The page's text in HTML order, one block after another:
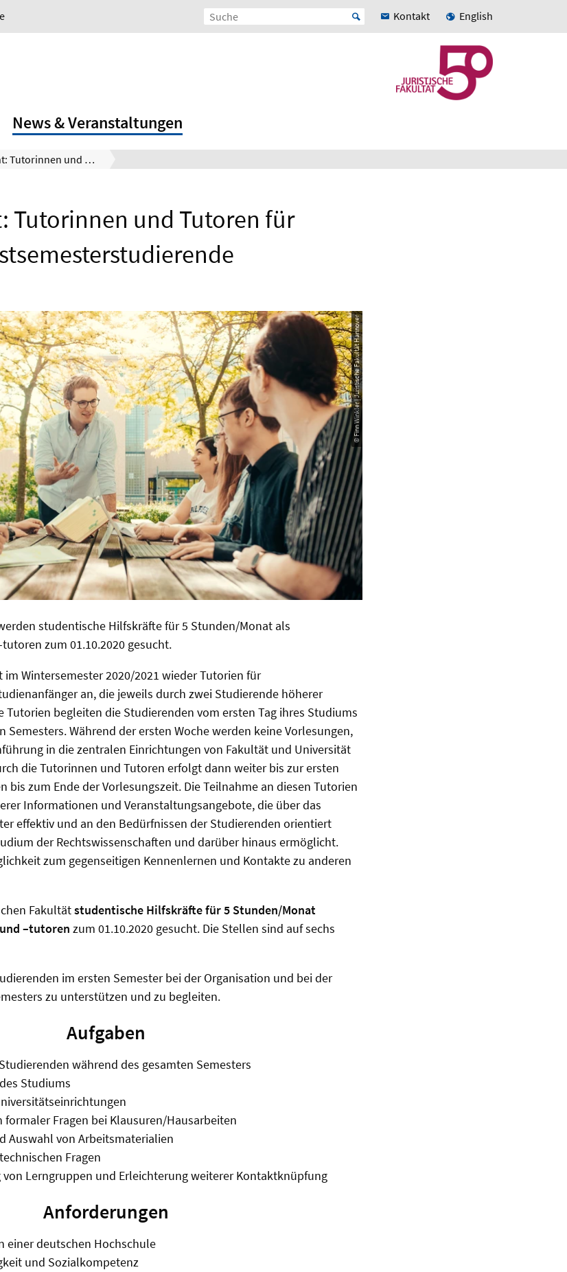
Kontakt English
News & Veranstaltungen
Gesucht: Tutorinnen und Tutoren für Erstsemesterstudierende
Tutorinnen und Tutoren für
© Finn Winkler | Juristische Fakultät Hannover
studentische Hilfskräfte für 5 Stunden/Monat als
zum 01.10.2020 gesucht.
Wintersemester 2020/2021 wieder Tutorien für
an, die jeweils durch zwei Studierende höherer
Tutorien begleiten die Studierenden vom ersten Tag ihres Studiums
Semesters. Während der ersten Woche werden keine Vorlesungen,
in die zentralen Einrichtungen von Fakultät und Universität
die Tutorinnen und Tutoren erfolgt dann weiter bis zur ersten
bis zum Ende der Vorlesungszeit. Die Teilnahme an diesen Tutorien
Informationen und Veranstaltungsangebote, die über das
effektiv und an den Bedürfnissen der Studierenden orientiert
der Rechtswissenschaften und darüber hinaus ermöglicht.
zum gegenseitigen Kennenlernen und Kontakte zu anderen
Fakultätstudentische Hilfskräfte für 5 Stunden/Monat
–tutoren zum 01.10.2020 gesucht. Die Stellen sind auf sechs
im ersten Semester bei der Organisation und bei der
zu unterstützen und zu begleiten.
Aufgaben
während des gesamten Semesters
Studiums
Fragen bei Klausuren/Hausarbeiten
Auswahl von Arbeitsmaterialien
Fragen
Lerngruppen und Erleichterung weiterer Kontaktknüpfung
Anforderungen
einer deutschen Hochschule
und Sozialkompetenz